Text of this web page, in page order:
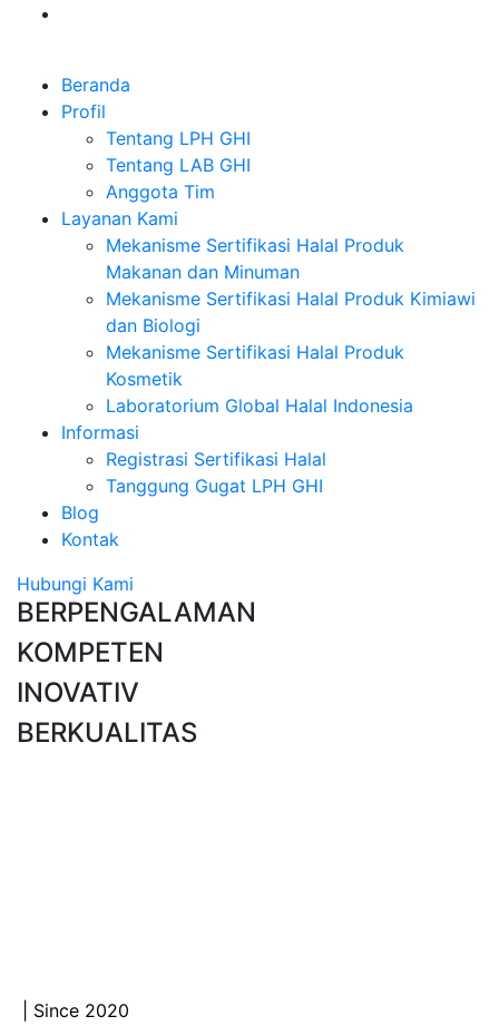
Beranda
Profil
Tentang LPH GHI
Tentang LAB GHI
Anggota Tim
Layanan Kami
Mekanisme Sertifikasi Halal Produk
Makanan dan Minuman
Mekanisme Sertifikasi Halal Produk Kimiawi
dan Biologi
Mekanisme Sertifikasi Halal Produk
Kosmetik
Laboratorium Global Halal Indonesia
Informasi
Registrasi Sertifikasi Halal
Tanggung Gugat LPH GHI
Blog
Kontak
Hubungi Kami
BERPENGALAMAN
KOMPETEN
INOVATIV
BERKUALITAS
| Since 2020